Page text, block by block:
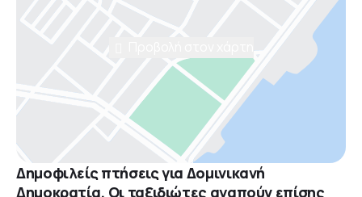
Δημοφιλείς πτήσεις για Δομινικανή
Δημοκρατία. Οι ταξιδιώτες αγαπούν επίσης